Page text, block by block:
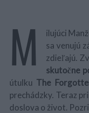
M ilujúci
sa venujú
zdieľajú.
skutočne
útulku The
prechádzky. Teraz
doslova o život.